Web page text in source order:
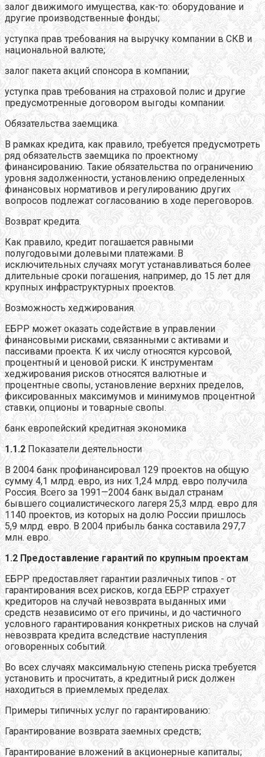
залог движимого имущества, как-то: оборудование и
другие производственные фонды;
уступка прав требования на выручку компании в СКВ и
национальной валюте;
залог пакета акций спонсора в компании;
уступка прав требования на страховой полис и другие
предусмотренные договором выгоды компании.
Обязательства заемщика.
В рамках кредита, как правило, требуется предусмотреть
ряд обязательств заемщика по проектному
финансированию. Такие обязательства по ограничению
уровня задолженности, установлению определенных
финансовых нормативов и регулированию других
вопросов подлежат согласованию в ходе переговоров.
Возврат кредита.
Как правило, кредит погашается равными
полугодовыми долевыми платежами. В
исключительных случаях могут устанавливаться более
длительные сроки погашения, например, до 15 лет для
крупных инфраструктурных проектов.
Возможность хеджирования.
ЕБРР может оказать содействие в управлении
финансовыми рисками, связанными с активами и
пассивами проекта. К их числу относятся курсовой,
процентный и ценовой риски. К инструментам
хеджирования рисков относятся валютные и
процентные свопы, установление верхних пределов,
фиксированных максимумов и минимумов процентной
ставки, опционы и товарные свопы.
банк европейский кредитная экономика
1.1.2 Показатели деятельности
В 2004 банк профинансировал 129 проектов на общую
сумму 4,1 млрд. евро, из них 1,24 млрд. евро получила
Россия. Всего за 1991—2004 банк выдал странам
бывшего социалистического лагеря 25,3 млрд. евро для
1140 проектов, из которых на долю России пришлось
5,9 млрд. евро. В 2004 прибыль банка составила 297,7
млн. евро.
1.2 Предоставление гарантий по крупным проектам
ЕБРР предоставляет гарантии различных типов - от
гарантирования всех рисков, когда ЕБРР страхует
кредиторов на случай невозврата выданных ими
средств независимо от его причины, и до частичного
условного гарантирования конкретных рисков на случай
невозврата кредита вследствие наступления
оговоренных событий.
Во всех случаях максимальную степень риска требуется
установить и просчитать, а кредитный риск должен
находиться в приемлемых пределах.
Примеры типичных услуг по гарантированию:
Гарантирование возврата заемных средств;
Гарантирование вложений в акционерные капиталы;